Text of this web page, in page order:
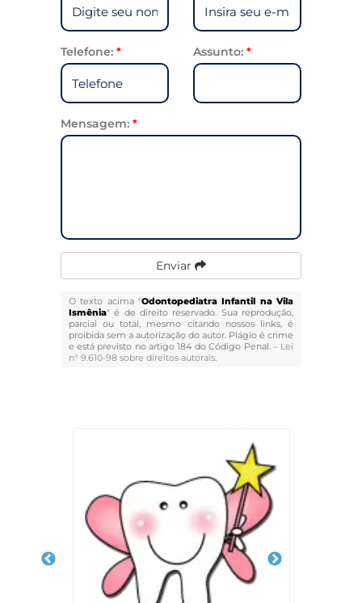
Telefone: * Assunto: *
Mensagem: *
Enviar
O texto acima "Odontopediatra Infantil na Vila
Ismênia" é de direito reservado. Sua reprodução,
parcial ou total, mesmo citando nossos links, é
proibida sem a autorização do autor. Plágio é crime
e está previsto no artigo 184 do Código Penal. – Lei
n° 9.610-98 sobre direitos autorais.